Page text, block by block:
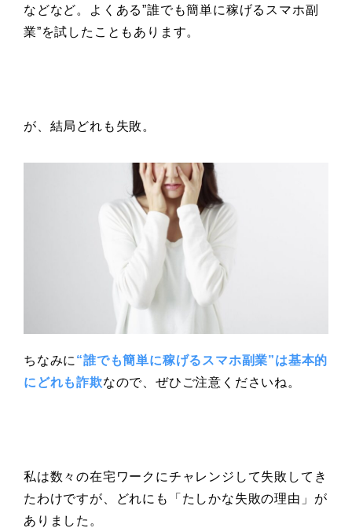
などなど。よくある”誰でも簡単に稼げるスマホ副
業”を試したこともあります。
が、結局どれも失敗。
ちなみに “誰でも簡単に稼げるスマホ副業”は基本的
にどれも詐欺なので、ぜひご注意くださいね。
私は数々の在宅ワークにチャレンジして失敗してき
たわけですが、どれにも「たしかな失敗の理由」が
ありました。